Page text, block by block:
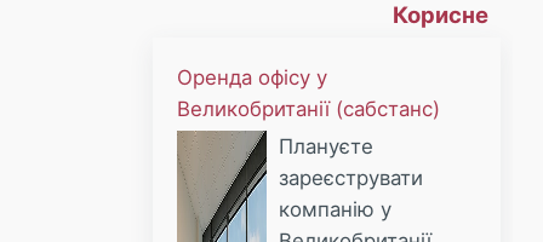
Корисне
Оренда офісу у
Великобританії (сабстанс)
Плануєте
зареєструвати
компанію у